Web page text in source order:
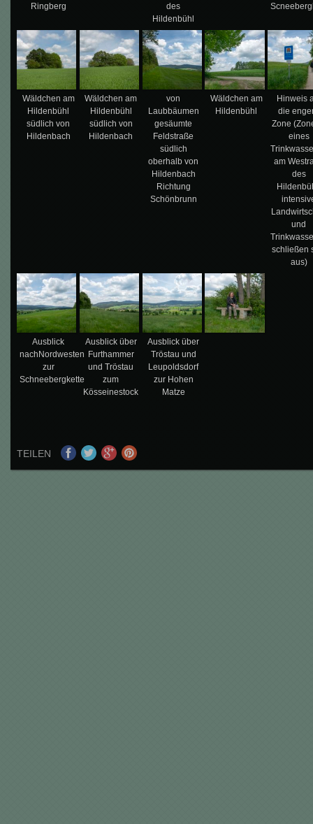
Ringberg
des
Hildenbühl
Wäldchen am
Hildenbühl
südlich von
Hildenbach
Wäldchen am
Hildenbühl
südlich von
Hildenbach
von
Laubbäumen
gesäumte
Feldstraße
südlich
oberhalb von
Hildenbach
Richtung
Schönbrunn
Wäldchen am
Hildenbühl
Hinweis
die
Zone
eines
am
des
und
schließen
aus)
Ausblick
nachNordwesten
zur
Schneebergkette
Ausblick über
Furthammer
und Tröstau
zum
Kösseinestock
Ausblick über
Tröstau und
Leupoldsdorf
zur Hohen
Matze
TEILEN